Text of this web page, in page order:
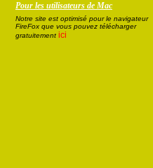
Pour les utilisateurs de Mac
Notre site est optimisé pour le navigateur
FireFox que vous pouvez télécharger
gratuitement ici